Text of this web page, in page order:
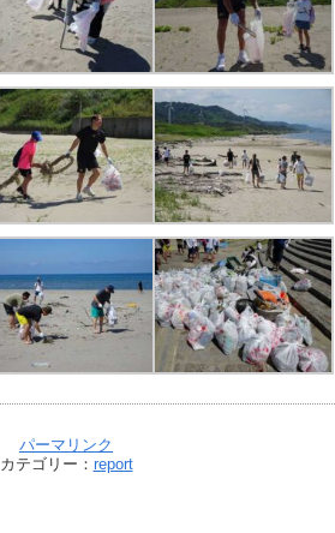
パーマリンク
カテゴリー： report